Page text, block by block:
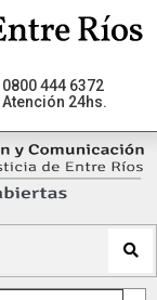
0800 444 6372
Atención 24hs.